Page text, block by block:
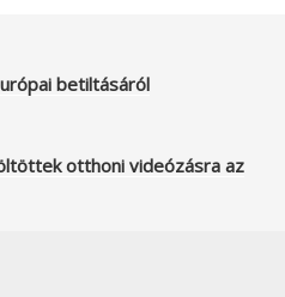
betiltásáról
otthoni videózásra az